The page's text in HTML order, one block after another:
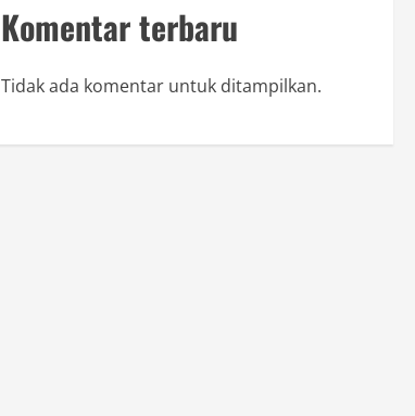
Komentar terbaru
Tidak ada komentar untuk ditampilkan.